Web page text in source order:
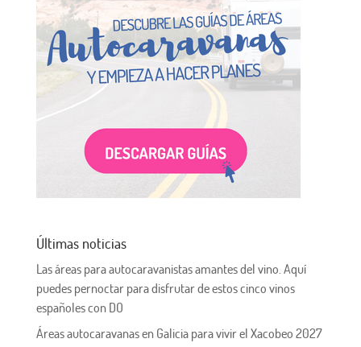
Últimas noticias
Las áreas para autocaravanistas amantes del vino. Aquí
puedes pernoctar para disfrutar de estos cinco vinos
españoles con DO
Áreas autocaravanas en Galicia para vivir el Xacobeo 2027